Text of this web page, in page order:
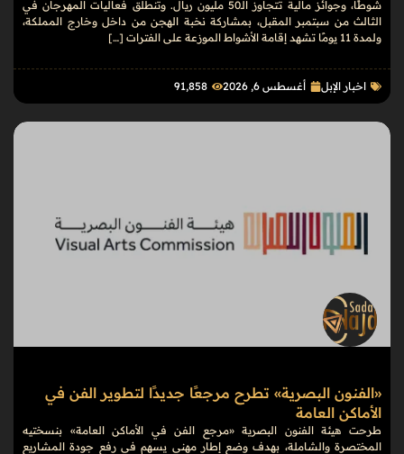
شوطًا، وجوائز مالية تتجاوز الـ50 مليون ريال. وتنطلق فعاليات المهرجان في
الثالث من سبتمبر المقبل، بمشاركة نخبة الهجن من داخل وخارج المملكة،
ولمدة 11 يومًا تشهد إقامة الأشواط الموزعة على الفترات […]
اخبار الإبل أغسطس 6, 2026 91٬858
«الفنون البصرية» تطرح مرجعًا جديدًا لتطوير الفن في
الأماكن العامة
طرحت هيئة الفنون البصرية «مرجع الفن في الأماكن العامة» بنسختيه
المختصرة والشاملة، بهدف وضع إطار مهني يسهم في رفع جودة المشاريع